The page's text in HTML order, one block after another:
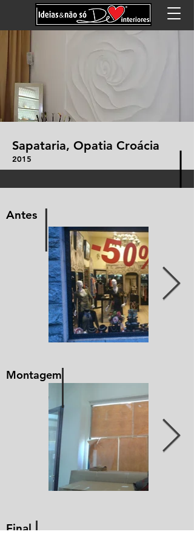
Sapataria, Opatia Croácia
2015
Antes I
MontagemI
Final